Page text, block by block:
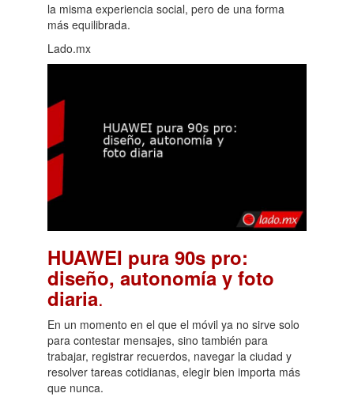
la misma experiencia social, pero de una forma
más equilibrada.
Lado.mx
HUAWEI pura 90s pro:
diseño, autonomía y foto
diaria.
En un momento en el que el móvil ya no sirve solo
para contestar mensajes, sino también para
trabajar, registrar recuerdos, navegar la ciudad y
resolver tareas cotidianas, elegir bien importa más
que nunca.